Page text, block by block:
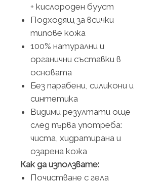
+ кислороден бууст
Подходящ за всички
типове кожа
100% натурални и
органични съставки в
основата
Без парабени, силикони и
синтетика
Видими резултати още
след първа употреба:
чиста, хидратирана и
озарена кожа
Как да използвате:
Почистване с гела